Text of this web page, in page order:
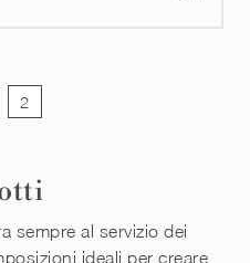
2
sempre al servizio dei
ideali per creare